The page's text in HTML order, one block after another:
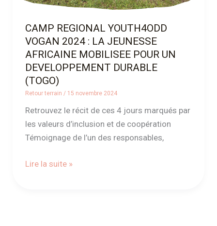
CAMP REGIONAL YOUTH4ODD
VOGAN 2024 : LA JEUNESSE
AFRICAINE MOBILISEE POUR UN
DEVELOPPEMENT DURABLE
(TOGO)
Retour terrain / 15 novembre 2024
Retrouvez le récit de ces 4 jours marqués par
les valeurs d’inclusion et de coopération
Témoignage de l’un des responsables,
DEVELOPPEMENT
DURABLE
(TOGO)
Lire la suite »